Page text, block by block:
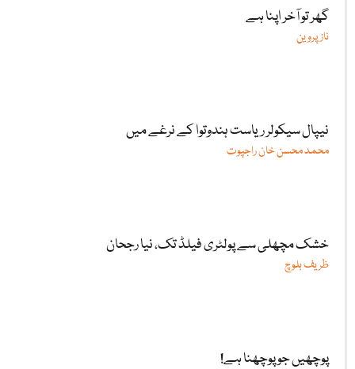
گھر تو آخر اپنا ہے
ناز پروین
نیپال سیکولر ریاست ہندوتوا کے نرغے میں
محمد محسن خان راجپوت
خشک مچھلی سے پولٹری فیلڈ تک، نیا رجحان
ظریف بلوچ
پوچھیں جو پوچھنا ہے!